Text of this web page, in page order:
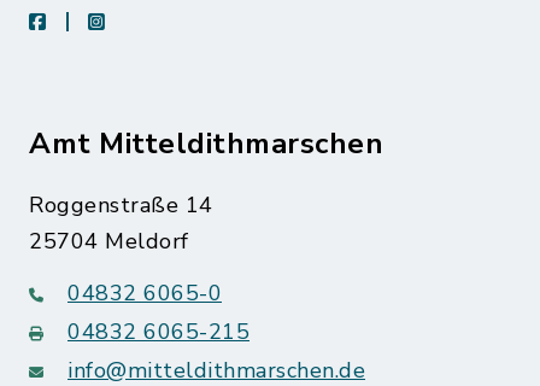
facebookinstagram
Amt Mitteldithmarschen
Roggenstraße 14
25704 Meldorf
04832 6065-0
04832 6065-215
info@mitteldithmarschen.de